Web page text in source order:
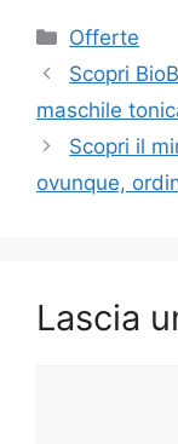
Categorie
Offerte
Scopri
maschile
Scopri il
ovunque,
Lascia